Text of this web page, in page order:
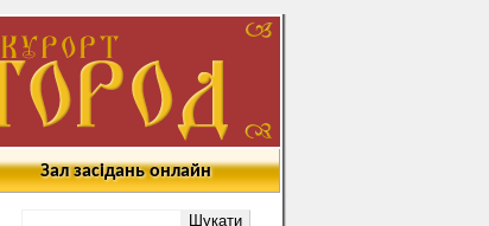
Зал засідань онлайн